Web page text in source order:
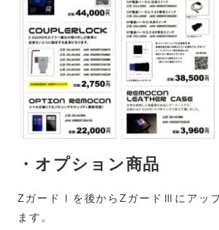
・オプション商品
ZガードⅠを後からZガードⅢにアッ
ます。